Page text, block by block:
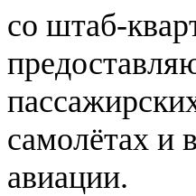
со штаб-
самолётах и
авиации.